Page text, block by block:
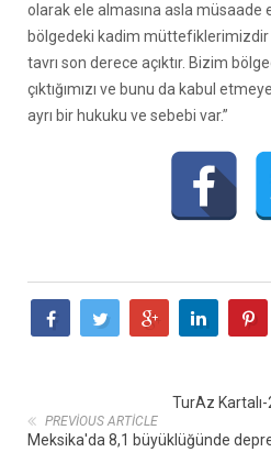
olarak ele almasına asla müsaade
bölgedeki kadim müttefiklerimizdir
tavrı son derece açıktır. Bizim
çıktığımızı ve bunu da kabul
ayrı bir hukuku ve sebebi var.”
TurAz
PREVIOUS ARTICLE
Meksika'da 8,1 büyüklüğünde